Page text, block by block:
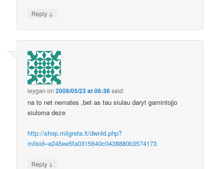
Reply ↓
leygan on2008/05/23 at 06:36said:
na to net nemates ,bet as tau siulau daryt gamintojjo
siuloma deze
http://shop.milgreta.lt/dwnld.php?
milsid=e245ee5fa0315640c0438880b3574173
Reply ↓